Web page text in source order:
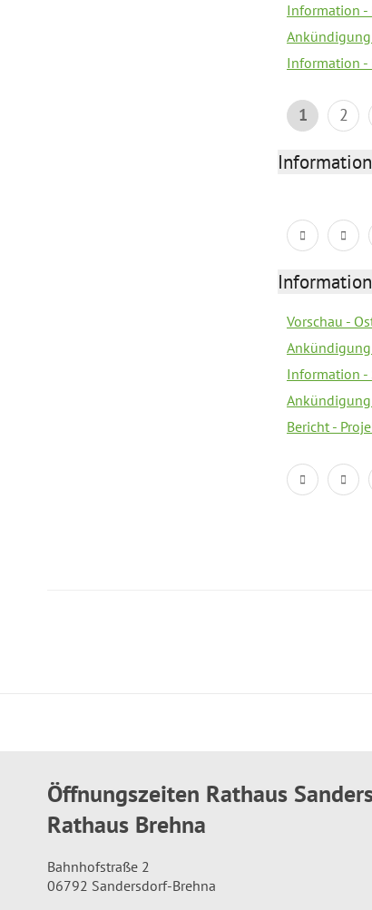
Information -
Information -
1 2
Vorschau -
Information -
Bericht -
Öffnungszeiten Rathaus
Rathaus Brehna
Bahnhofstraße 2
06792 Sandersdorf-Brehna